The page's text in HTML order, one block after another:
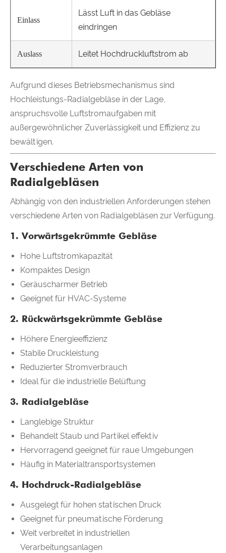
Einlass
Lässt Luft in das Gebläse
eindringen
Auslass Leitet Hochdruckluftstrom ab
Aufgrund dieses Betriebsmechanismus sind
Hochleistungs-Radialgebläse in der Lage,
anspruchsvolle Luftstromaufgaben mit
außergewöhnlicher Zuverlässigkeit und Effizienz zu
bewältigen.
Verschiedene Arten von
Radialgebläsen
Abhängig von den industriellen Anforderungen stehen
verschiedene Arten von Radialgebläsen zur Verfügung.
1. Vorwärtsgekrümmte Gebläse
Hohe Luftstromkapazität
Kompaktes Design
Geräuscharmer Betrieb
Geeignet für HVAC-Systeme
2. Rückwärtsgekrümmte Gebläse
Höhere Energieeffizienz
Stabile Druckleistung
Reduzierter Stromverbrauch
Ideal für die industrielle Belüftung
3. Radialgebläse
Langlebige Struktur
Behandelt Staub und Partikel effektiv
Hervorragend geeignet für raue Umgebungen
Häufig in Materialtransportsystemen
4. Hochdruck-Radialgebläse
Ausgelegt für hohen statischen Druck
Geeignet für pneumatische Förderung
Weit verbreitet in industriellen
Verarbeitungsanlagen